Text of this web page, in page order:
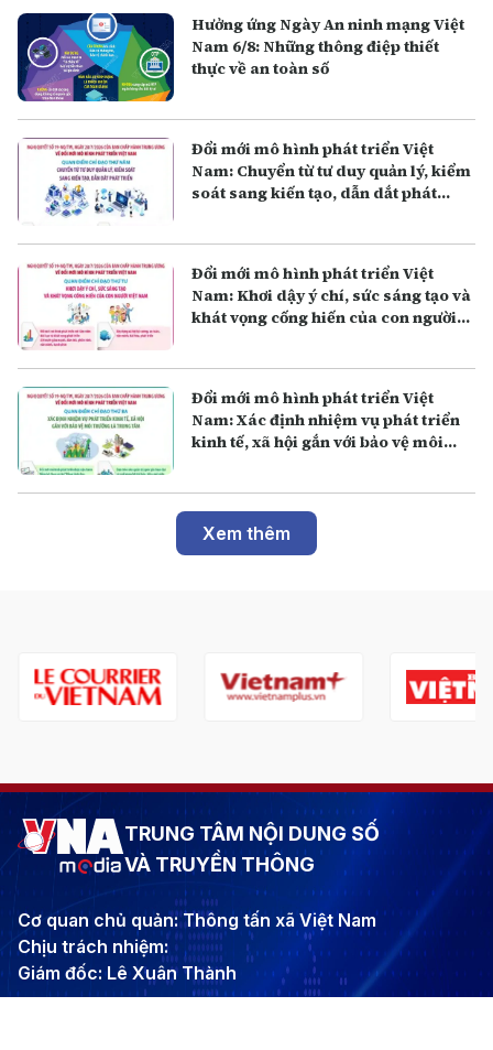
Hưởng ứng Ngày An ninh mạng Việt
Nam 6/8: Những thông điệp thiết
thực về an toàn số
Đổi mới mô hình phát triển Việt
Nam: Chuyển từ tư duy quản lý, kiểm
soát sang kiến tạo, dẫn dắt phát
Đổi mới mô hình phát triển Việt
Nam: Khơi dậy ý chí, sức sáng tạo và
khát vọng cống hiến của con người
Đổi mới mô hình phát triển Việt
Nam: Xác định nhiệm vụ phát triển
kinh tế, xã hội gắn với bảo vệ môi
Xem thêm
TRUNG TÂM NỘI DUNG SỐ
VÀ TRUYỀN THÔNG
Cơ quan chủ quản: Thông tấn xã Việt Nam
Chịu trách nhiệm:
Giám đốc: Lê Xuân Thành